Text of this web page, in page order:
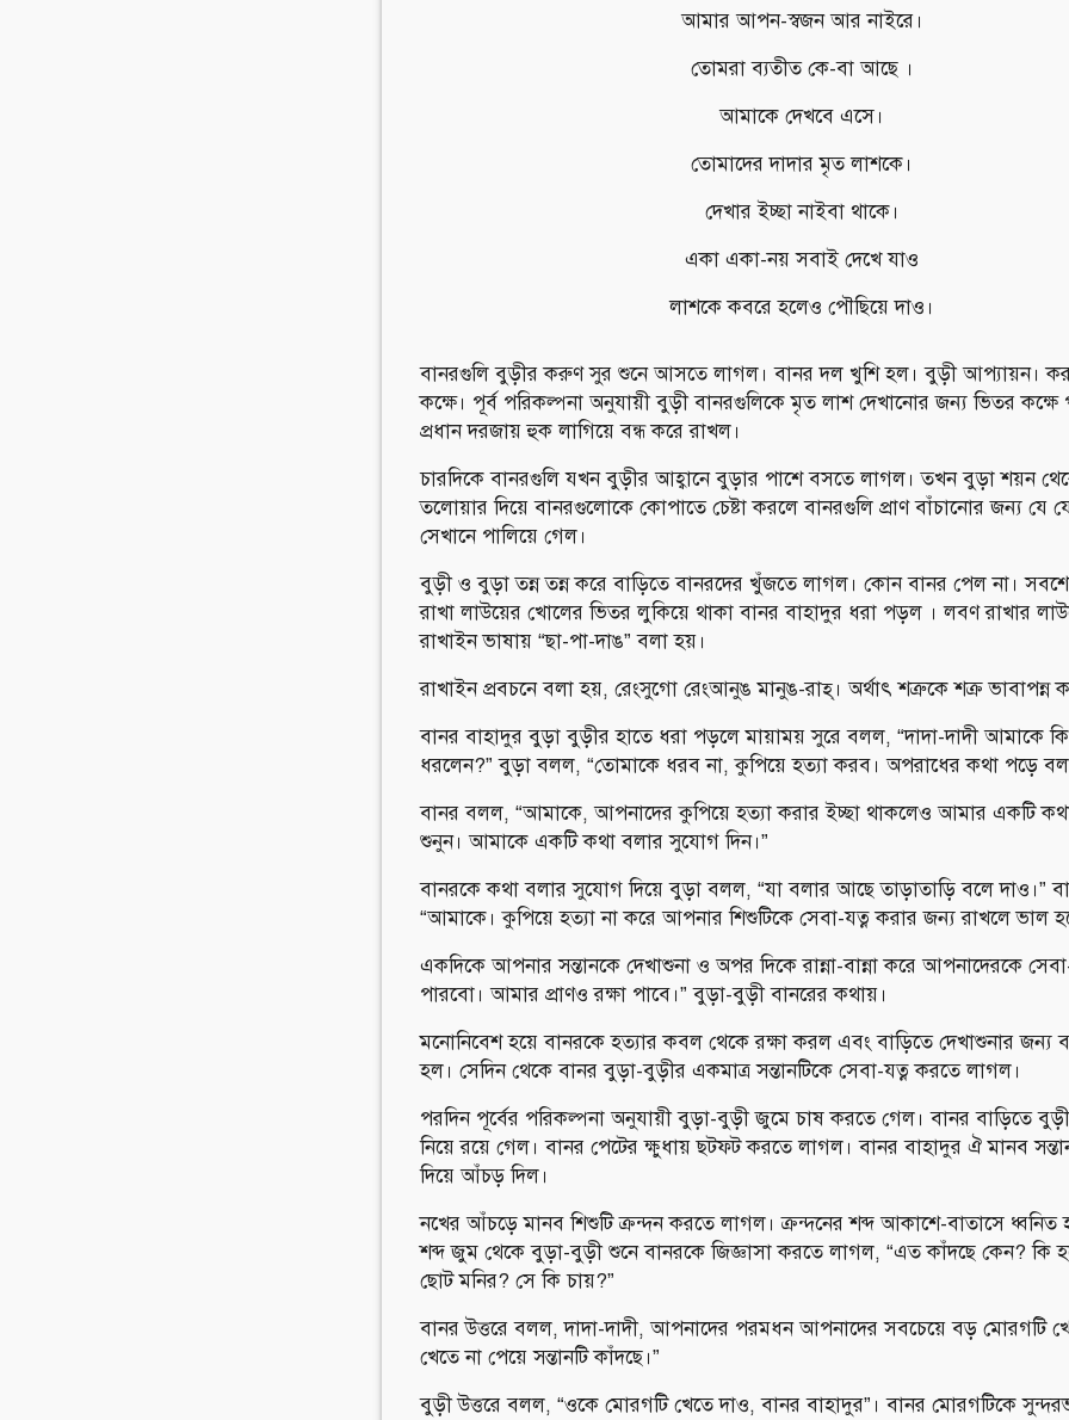
আমার আপন-স্বজন আর নাইরে।
তোমরা ব্যতীত কে-বা আছে ।
আমাকে দেখবে এসে।
তোমাদের দাদার মৃত লাশকে।
দেখার ইচ্ছা নাইবা থাকে।
একা একা-নয় সবাই দেখে যাও
লাশকে কবরে হলেও পৌছিয়ে দাও।
বানরগুলি বুড়ীর করুণ সুর শুনে আসতে লাগল। বানর দল খুশি হল। বুড়ী আপ্যায়ন।
কক্ষে। পূর্ব পরিকল্পনা অনুযায়ী বুড়ী বানরগুলিকে মৃত লাশ দেখানোর জন্য ভিতর কক্ষে
প্রধান দরজায় হুক লাগিয়ে বন্ধ করে রাখল।
চারদিকে বানরগুলি যখন বুড়ীর আহ্বানে বুড়ার পাশে বসতে লাগল। তখন বুড়া শয়ন
তলোয়ার দিয়ে বানরগুলোকে কোপাতে চেষ্টা করলে বানরগুলি প্রাণ বাঁচানোর জন্য যে
সেখানে পালিয়ে গেল।
বুড়ী ও বুড়া তন্ন তন্ন করে বাড়িতে বানরদের খুঁজতে লাগল। কোন বানর পেল না।
রাখা লাউয়ের খোলের ভিতর লুকিয়ে থাকা বানর বাহাদুর ধরা পড়ল । লবণ রাখার
রাখাইন ভাষায় “ছা-পা-দাঙ” বলা হয়।
রাখাইন প্রবচনে বলা হয়, রেংসুগো রেংআনুঙ মানুঙ-রাহ্। অর্থাৎ শত্রুকে শক্র ভাবাপন্ন
বানর বাহাদুর বুড়া বুড়ীর হাতে ধরা পড়লে মায়াময় সুরে বলল, “দাদা-দাদী আমাকে
ধরলেন?” বুড়া বলল, “তোমাকে ধরব না, কুপিয়ে হত্যা করব। অপরাধের কথা পড়ে
বানর বলল, “আমাকে, আপনাদের কুপিয়ে হত্যা করার ইচ্ছা থাকলেও আমার একটি
শুনুন। আমাকে একটি কথা বলার সুযোগ দিন।”
বানরকে কথা বলার সুযোগ দিয়ে বুড়া বলল, “যা বলার আছে তাড়াতাড়ি বলে দাও।”
“আমাকে। কুপিয়ে হত্যা না করে আপনার শিশুটিকে সেবা-যত্ন করার জন্য রাখলে ভাল
একদিকে আপনার সন্তানকে দেখাশুনা ও অপর দিকে রান্না-বান্না করে আপনাদেরকে
পারবো। আমার প্রাণও রক্ষা পাবে।” বুড়া-বুড়ী বানরের কথায়।
মনোনিবেশ হয়ে বানরকে হত্যার কবল থেকে রক্ষা করল এবং বাড়িতে দেখাশুনার জন্য
হল। সেদিন থেকে বানর বুড়া-বুড়ীর একমাত্র সন্তানটিকে সেবা-যত্ন করতে লাগল।
পরদিন পূর্বের পরিকল্পনা অনুযায়ী বুড়া-বুড়ী জুমে চাষ করতে গেল। বানর বাড়িতে
নিয়ে রয়ে গেল। বানর পেটের ক্ষুধায় ছটফট করতে লাগল। বানর বাহাদুর ঐ মানব
দিয়ে আঁচড় দিল।
নখের আঁচড়ে মানব শিশুটি ক্রন্দন করতে লাগল। ক্রন্দনের শব্দ আকাশে-বাতাসে ধ্বনিত
শব্দ জুম থেকে বুড়া-বুড়ী শুনে বানরকে জিজ্ঞাসা করতে লাগল, “এত কাঁদছে কেন? কি
ছোট মনির? সে কি চায়?”
বানর উত্তরে বলল, দাদা-দাদী, আপনাদের পরমধন আপনাদের সবচেয়ে বড় মোরগটি
খেতে না পেয়ে সন্তানটি কাঁদছে।”
বুড়ী উত্তরে বলল, “ওকে মোরগটি খেতে দাও, বানর বাহাদুর”। বানর মোরগটিকে